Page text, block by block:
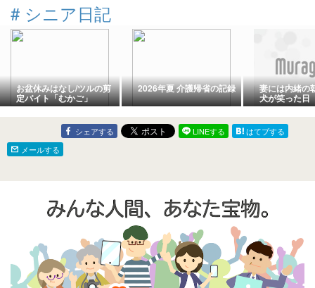
に旅行記
# シニア日記
お盆休みはなし/ツルの剪
定バイト「むかご」
2026年夏 介護帰省の記録 妻には内緒の
犬が笑った日
シェアする LINEする
はてブする
メールする